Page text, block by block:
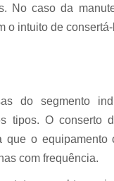
Conserto
Conserto
Conserto
No caso da
o intuito de
do segmento
tipos. O conserto
o equipamento
com frequência.